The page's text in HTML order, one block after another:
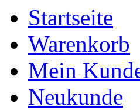
Startseite
Warenkorb
Mein
Neukunde